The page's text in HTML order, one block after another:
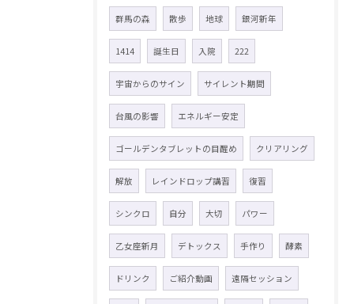
群馬の森 散歩 地球 銀河新年
1414 誕生日 入院 222
宇宙からのサイン サイレント期間
台風の影響 エネルギー安定
ゴールデンタブレットの目醒め クリアリング
解放 レインドロップ講習 復習
シンクロ 自分 大切 パワー
乙女座新月 デトックス 手作り 酵素
ドリンク ご紹介動画 遠隔セッション